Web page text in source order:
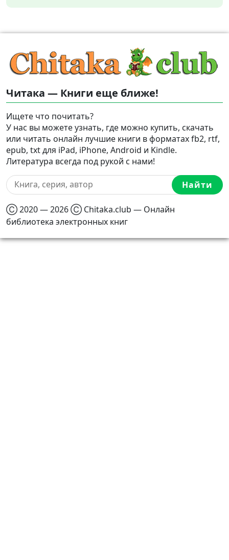
Читака — Книги еще ближе!
Ищете что почитать?
У нас вы можете узнать, где можно купить, скачать
или читать онлайн лучшие книги в форматах fb2, rtf,
epub, txt для iPad, iPhone, Android и Kindle.
Литература всегда под рукой с нами!
Найти
Ⓒ 2020 — 2026 Ⓒ Chitaka.club — Онлайн
библиотека электронных книг